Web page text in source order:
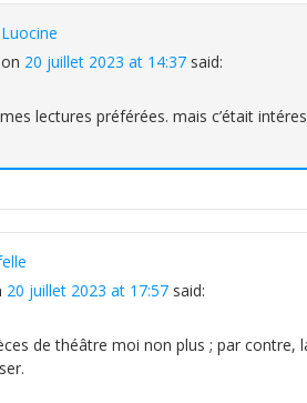
Luocine
on 20 juillet 2023 at 14:37 said:
lectures préférées. mais c’était
20 juillet 2023 at 17:57 said:
de théâtre moi non plus ; par contre,